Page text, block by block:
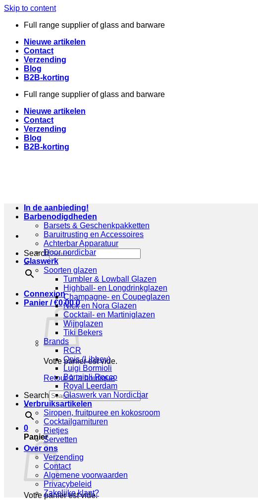
Skip to content
Full range supplier of glass and barware
Nieuwe artikelen
Contact
Verzending
Blog
B2B-korting
Full range supplier of glass and barware
Nieuwe artikelen
Contact
Verzending
Blog
B2B-korting
Search
×
Connexion
Panier /€0,00 0
Votre panier est vide.
Retour à la boutique
Search
×
0
Panier
Votre panier est vide.
In de aanbieding!
Barbenodigdheden
Barsets & Geschenkpakketten
Baruitrusting en Accessoires
Achterbar Apparatuur
Door nordicbar
Glaswerk
Soorten glazen
Tumbler & Lowball Glazen
Highball- en Longdrinkglazen
Champagne- en Coupeglazen
Nick en Nora Glazen
Cocktail- en Martiniglazen
Wijnglazen
Tiki Bekers
Brands
RCR
Onis (Libbey)
Luigi Bormioli
Bormioli Rocco
Royal Leerdam
Glaswerk van Nordicbar
Verbruiksartikelen
Siropen, fruitpuree en kokosroom
Cocktailgarnituren
Rietjes
Servetten
Over ons
Verzending
Contact
Algemene voorwaarden
Privacybeleid
Zakelijke klant?